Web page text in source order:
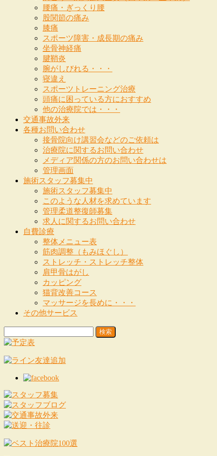
腰痛・ぎっくり腰
股関節の痛み
膝痛
スポーツ障害・成長期の痛み
坐骨神経痛
腱鞘炎
腕がしびれる・・・
寝違え
スポーツトレーニング治療
頭痛に困っている方におすすめ
他の治療院では・・・
交通事故外来
各種お問い合わせ
接骨院向け講習会などのご依頼は
治療院に関するお問い合わせ
メディア関係の方のお問い合わせは
管理画面
施術スタッフ募集中
施術スタッフ募集中
このような人材を求めています
管理柔道整復師募集
求人に関するお問い合わせ
自費診療
整体メニュー表
筋肉調整（もみほぐし）
ストレッチ・ストレッチ整体
肩甲骨はがし
カッピング
猫背改善コース
マッサージを長めに・・・
その他サービス
索: